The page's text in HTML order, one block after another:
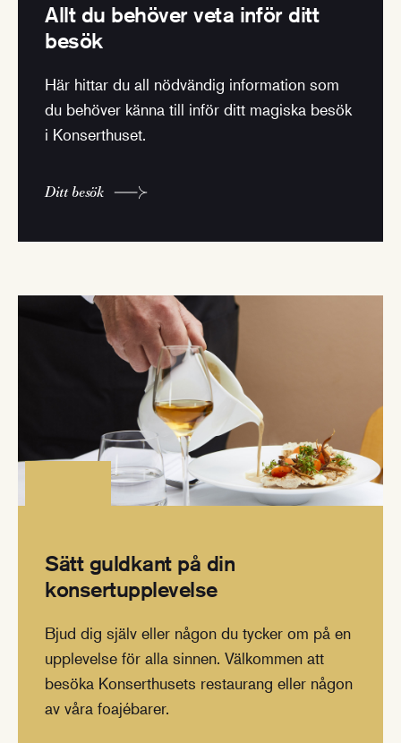
Allt du behöver veta inför ditt
besök
Här hittar du all nödvändig information som
du behöver känna till inför ditt magiska besök
i Konserthuset.
Ditt besök
Sätt guldkant på din
konsertupplevelse
Bjud dig själv eller någon du tycker om på en
upplevelse för alla sinnen. Välkommen att
besöka Konserthusets restaurang eller någon
av våra foajébarer.